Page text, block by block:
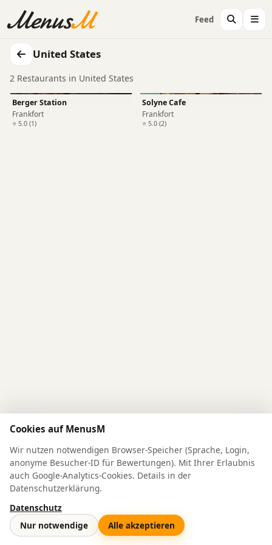
Feed
United States
2 Restaurants in United States
Berger Station
Frankfort
⭐ 5.0 (1)
Solyne Cafe
Frankfort
⭐ 5.0 (2)
Cookies auf MenusM
Wir nutzen notwendigen Browser-Speicher (Sprache, Login,
anonyme Besucher-ID für Bewertungen). Mit Ihrer Erlaubnis
auch Google-Analytics-Cookies. Details in der
Datenschutzerklärung.
Datenschutz
Nur notwendige Alle akzeptieren